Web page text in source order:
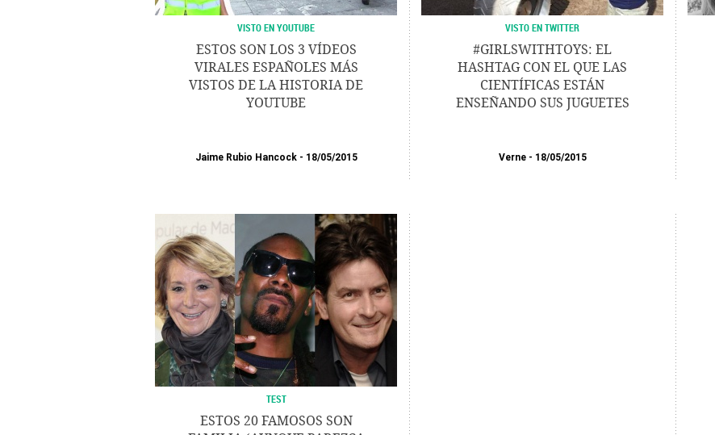
VISTO EN YOUTUBE
ESTOS SON LOS 3 VÍDEOS
VIRALES ESPAÑOLES MÁS
VISTOS DE LA HISTORIA DE
YOUTUBE
Jaime Rubio Hancock 18/05/2015
VISTO EN TWITTER
#GIRLSWITHTOYS: EL
HASHTAG CON EL QUE LAS
CIENTÍFICAS ESTÁN
ENSEÑANDO SUS JUGUETES
Verne 18/05/2015
TEST
ESTOS 20 FAMOSOS SON